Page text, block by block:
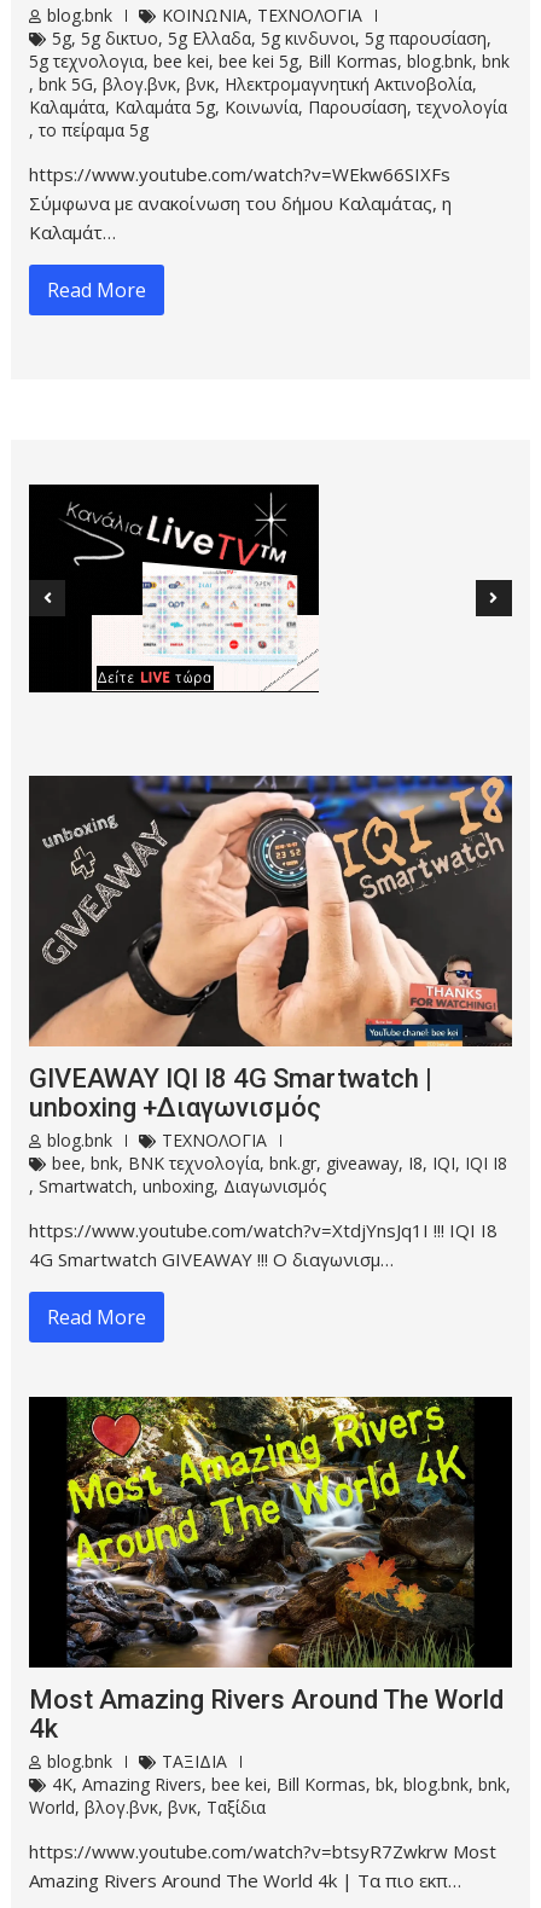
blog.bnk ΚΟΙΝΩΝΙΑ, ΤΕΧΝΟΛΟΓΙΑ
5g,5g δικτυο,5g Ελλαδα,5g κινδυνοι,5g παρουσίαση,
5g τεχνολογια,bee kei,bee kei 5g, Bill Kormas,blog.bnk,bnk
,bnk 5G,βλογ.βνκ,βνκ, Ηλεκτρομαγνητική Ακτινοβολία,
Καλαμάτα, Καλαμάτα 5g, Κοινωνία, Παρουσίαση,τεχνολογία
,το πείραμα 5g
https://www.youtube.com/watch?v=WEkw66SIXFs
Σύμφωνα με ανακοίνωση του δήμου Καλαμάτας, η
Καλαμάτ…
Read More
GIVEAWAY IQI I8 4G Smartwatch |
unboxing +Διαγωνισμός
blog.bnk
ΤΕΧΝΟΛΟΓΙΑ
bee,bnk, BNK τεχνολογία,bnk.gr, giveaway, I8, IQI, IQI I8
,Smartwatch,unboxing, Διαγωνισμός
https://www.youtube.com/watch?v=XtdjYnsJq1I !!! IQI I8
4G Smartwatch GIVEAWAY !!! O διαγωνισμ…
Read More
Most Amazing Rivers Around The World
4k
blog.bnk
ΤΑΞΙΔΙΑ
4K,Amazing Rivers,bee kei, Bill Kormas,bk,blog.bnk,bnk,
World,βλογ.βνκ,βνκ, Ταξίδια
https://www.youtube.com/watch?v=btsyR7Zwkrw Most
Amazing Rivers Around The World 4k | Τα πιο εκπ…